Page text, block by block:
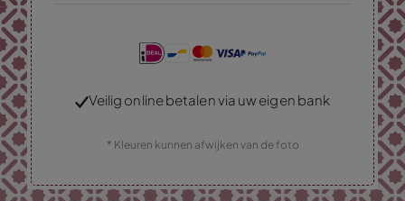
Veilig online betalen via uw eigen bank
* Kleuren kunnen afwijken van de foto